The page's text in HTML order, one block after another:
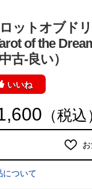
ットオブド
of the
中古-良い）
いいね
（税込
について